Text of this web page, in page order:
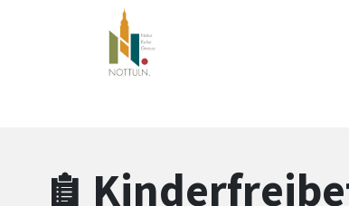
Zum Header
Zum Hauptinhalt
Zum Footer
Zum Hauptinhalt springen